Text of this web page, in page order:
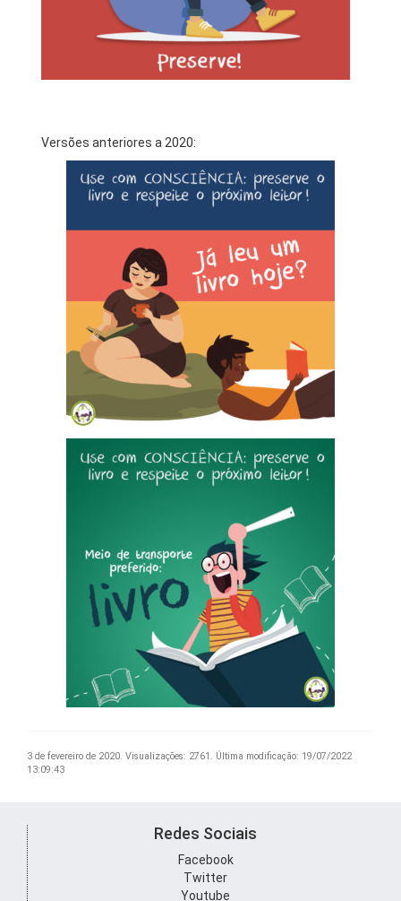
Versões anteriores a 2020:
3 de fevereiro de 2020. Visualizações: 2761.
Última modificação: 19/07/2022
13:09:43
Redes Sociais
Facebook
Twitter
Youtube